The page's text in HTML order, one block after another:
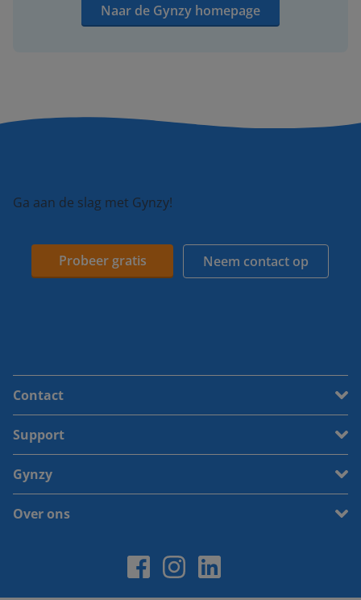
Naar de Gynzy homepage
Ga aan de slag met Gynzy!
Probeer gratis Neem contact op
Contact
Support
Gynzy
Over ons